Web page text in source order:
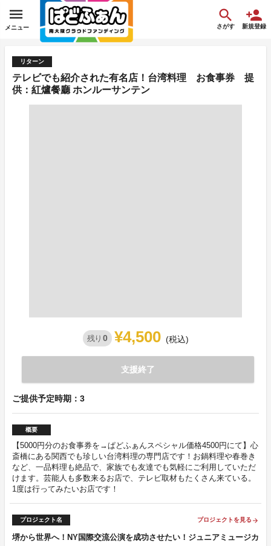
メニュー さがす 新規登録
リターン
テレビでも紹介された有名店！台湾料理 お食事券 提
供：紅爐餐廳 ホンルーサンテン
残り 0 ¥4,500 (税込)
支援終了
ご提供予定時期：3
概要
【5000円分のお食事券を→ぱどふぁんスペシャル価格4500円にて】心
斎橋にある関西でも珍しい台湾料理の専門店です！お鍋料理や春巻き
など、一品料理も絶品で、家族でも友達でも気軽にご利用していただ
けます。芸能人も多数来るお店で、テレビ取材もたくさん来ている。
1度は行ってみたいお店です！
プロジェクト名 プロジェクトを見る arrow_forward
堺から世界へ！NY国際交流公演を成功させたい！ジュニアミュージカ